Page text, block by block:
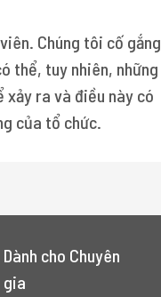
Chúng tôi cố gắng
thể, tuy nhiên, những
xảy ra và điều này có
của tổ chức.
Dành cho Chuyên
gia